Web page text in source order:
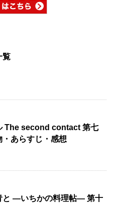
覧
The second contact 第七
あらすじ・感想
と ―いちかの料理帖― 第十